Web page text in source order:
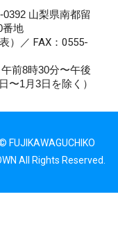
山梨県南都留
番地
表）／ FAX：0555-
前8時30分〜午後
〜1月3日を除く）
FUJIKAWAGUCHIKO
All Rights Reserved.